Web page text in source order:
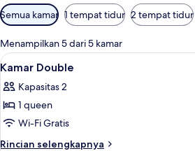
Filter
tersedia
untuk
kamar
Semua kamar 1 tempat tidur 2 tempat tidur
Menampilkan 5 dari 5 kamar
Lihat
semua
foto
untuk
Kamar
Double
4
Kamar Double
Kapasitas 2
1 queen
Wi-Fi Gratis
Rincian selengkapnya
Rincian